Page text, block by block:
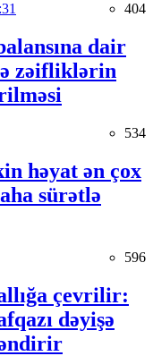
404
dair
zəifliklərin
534
həyat ən çox
sürətlə
596
çevrilir:
dəyişə